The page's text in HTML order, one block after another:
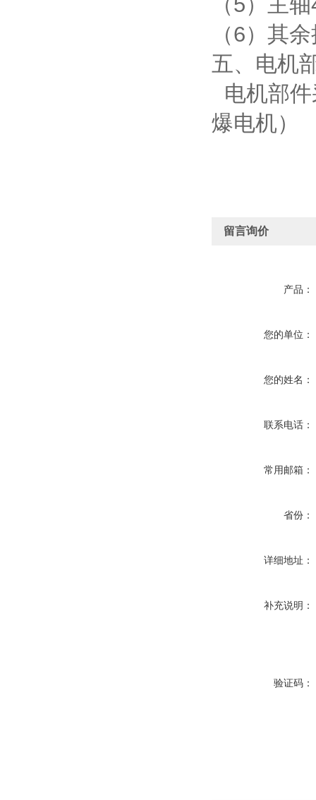
（6）其
五、电机
电机部
爆电机
留言询价
产品：
您的单位：
您的姓名：
联系电话：
常用邮箱：
省份：
详细地址：
补充说明：
验证码：